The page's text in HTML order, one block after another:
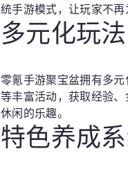
统手游模式，让玩家不再
多元化玩法
零氪手游聚宝盆拥有多
等丰富活动，获取经验
休闲的乐趣。
特色养成